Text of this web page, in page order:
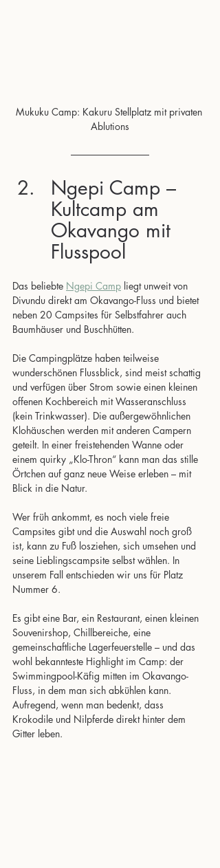
Mukuku Camp: Kakuru Stellplatz mit privaten
Ablutions
Ngepi Camp –
Kultcamp am
Okavango mit
Flusspool
Das beliebte Ngepi Camp liegt unweit von
Divundu direkt am Okavango-Fluss und bietet
neben 20 Campsites für Selbstfahrer auch
Baumhäuser und Buschhütten.
Die Campingplätze haben teilweise
wunderschönen Flussblick, sind meist schattig
und verfügen über Strom sowie einen kleinen
offenen Kochbereich mit Wasseranschluss
(kein Trinkwasser). Die außergewöhnlichen
Klohäuschen werden mit anderen Campern
geteilt. In einer freistehenden Wanne oder
einem quirky „Klo-Thron“ kann man das stille
Örtchen auf ganz neue Weise erleben – mit
Blick in die Natur.
Wer früh ankommt, es noch viele freie
Campsites gibt und die Auswahl noch groß
ist, kann zu Fuß losziehen, sich umsehen und
seine Lieblingscampsite selbst wählen. In
unserem Fall entschieden wir uns für Platz
Nummer 6.
Es gibt eine Bar, ein Restaurant, einen kleinen
Souvenirshop, Chillbereiche, eine
gemeinschaftliche Lagerfeuerstelle – und das
wohl bekannteste Highlight im Camp: der
Swimmingpool-Käfig mitten im Okavango-
Fluss, in dem man sich abkühlen kann.
Aufregend, wenn man bedenkt, dass
Krokodile und Nilpferde direkt hinter dem
Gitter leben.